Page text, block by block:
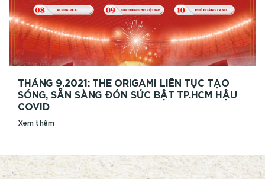
THÁNG 9.2021: THE ORIGAMI LIÊN TỤC TẠO
SÓNG, SẴN SÀNG ĐÓN SỨC BẬT TP.HCM HẬU
COVID
Xem thêm